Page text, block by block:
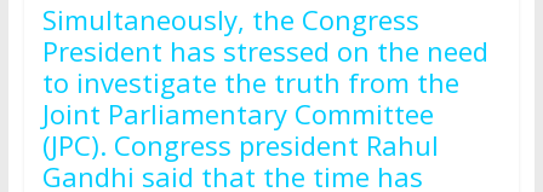
Simultaneously, the Congress
President has stressed on the need
to investigate the truth from the
Joint Parliamentary Committee
(JPC). Congress president Rahul
Gandhi said that the time has